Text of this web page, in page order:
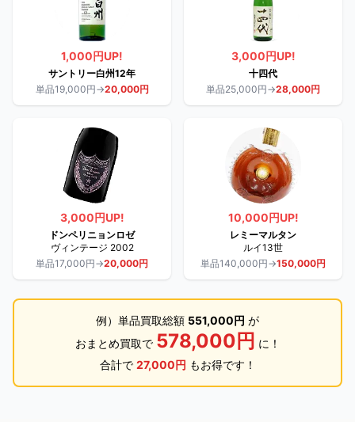
1,000円UP!
サントリー白州12年
単品19,000円→20,000円
3,000円UP!
十四代
単品25,000円→28,000円
3,000円UP!
ドンペリニョンロゼ
ヴィンテージ 2002
単品17,000円→20,000円
10,000円UP!
レミーマルタン
ルイ13世
単品140,000円→150,000円
例）単品買取総額 551,000円 が
おまとめ買取で 578,000円 に！
合計で 27,000円 もお得です！